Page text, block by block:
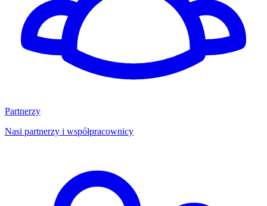
Partnerzy
Nasi partnerzy i współpracownicy